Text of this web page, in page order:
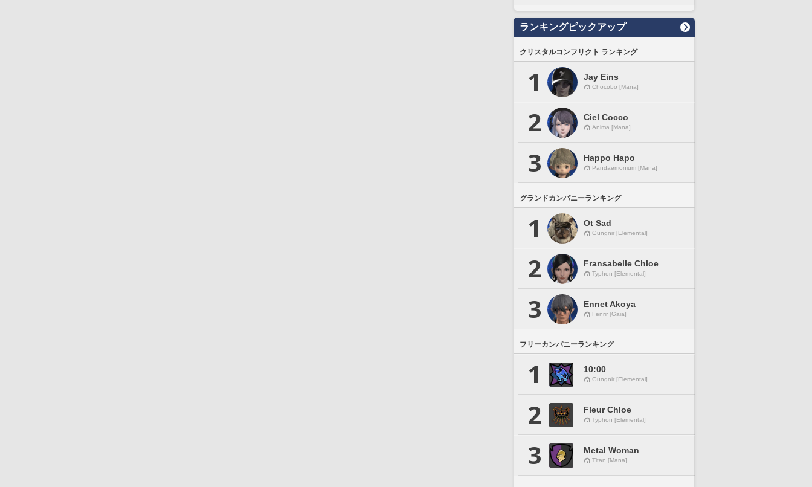
ランキングピックアップ
クリスタルコンフリクト ランキング
1 Jay Eins
Chocobo [Mana]
2 Ciel Cocco
Anima [Mana]
3 Happo Hapo
Pandaemonium [Mana]
グランドカンパニーランキング
1 Ot Sad
Gungnir [Elemental]
2 Fransabelle Chloe
Typhon [Elemental]
3 Ennet Akoya
Fenrir [Gaia]
フリーカンパニーランキング
1 10:00
Gungnir [Elemental]
2 Fleur Chloe
Typhon [Elemental]
3 Metal Woman
Titan [Mana]